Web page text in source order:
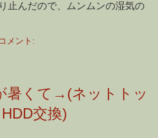
止んだので、ムンムンの湿気の
メント:
暑くて→(ネットトッ
交換)